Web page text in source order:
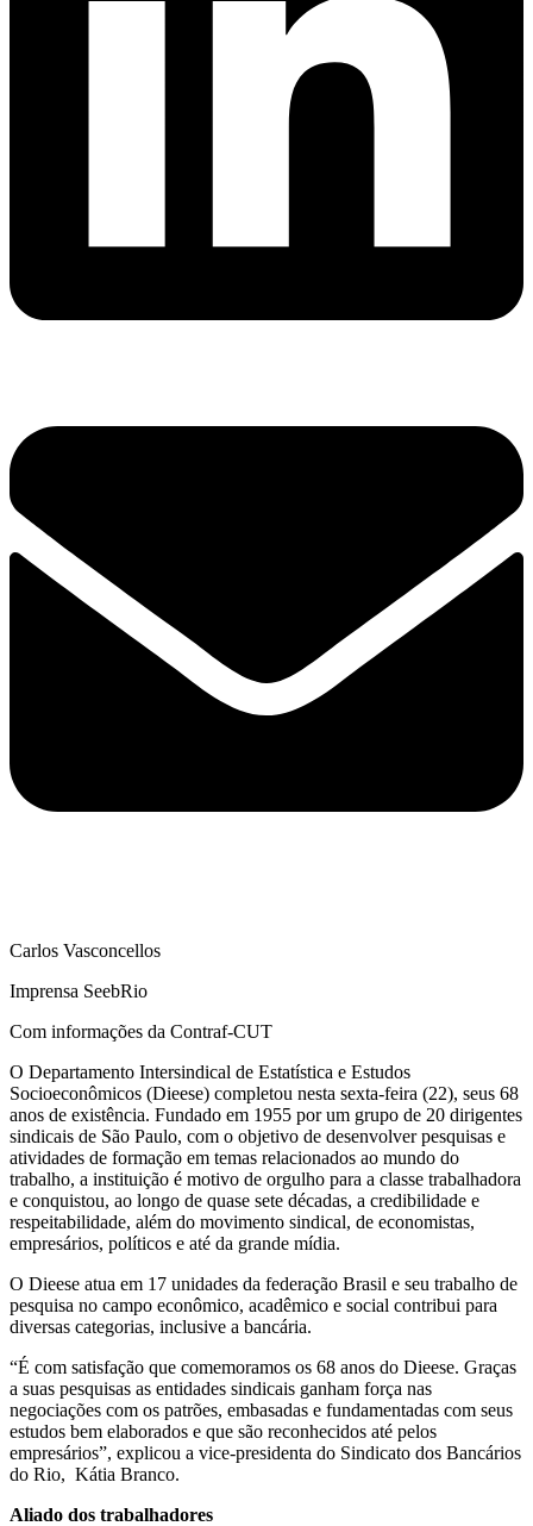
Carlos Vasconcellos
Imprensa SeebRio
Com informações da Contraf-CUT
O Departamento Intersindical de Estatística e Estudos
Socioeconômicos (Dieese) completou nesta sexta-feira (22), seus 68
anos de existência. Fundado em 1955 por um grupo de 20 dirigentes
sindicais de São Paulo, com o objetivo de desenvolver pesquisas e
atividades de formação em temas relacionados ao mundo do
trabalho, a instituição é motivo de orgulho para a classe trabalhadora
e conquistou, ao longo de quase sete décadas, a credibilidade e
respeitabilidade, além do movimento sindical, de economistas,
empresários, políticos e até da grande mídia.
O Dieese atua em 17 unidades da federação Brasil e seu trabalho de
pesquisa no campo econômico, acadêmico e social contribui para
diversas categorias, inclusive a bancária.
“É com satisfação que comemoramos os 68 anos do Dieese. Graças
a suas pesquisas as entidades sindicais ganham força nas
negociações com os patrões, embasadas e fundamentadas com seus
estudos bem elaborados e que são reconhecidos até pelos
empresários”, explicou a vice-presidenta do Sindicato dos Bancários
do Rio, Kátia Branco.
Aliado dos trabalhadores